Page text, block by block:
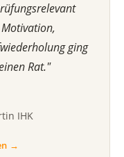
ging
Rat."
IHK
→